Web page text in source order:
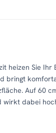
heizen Sie Ihr
bringt
Auf 60
wirkt dabei